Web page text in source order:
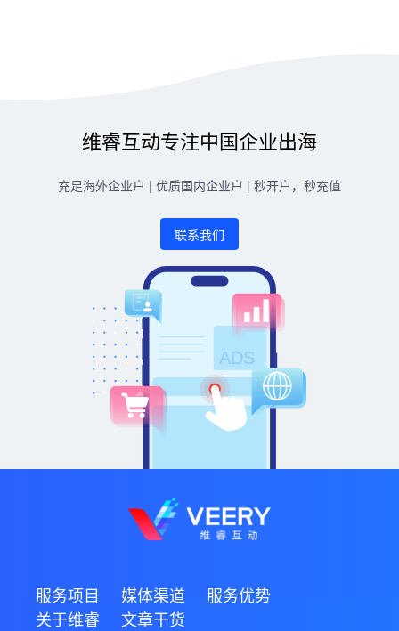
维睿互动专注中国企业出海
充足海外企业户 | 优质国内企业户 | 秒开户，秒充值
联系我们
服务项目 媒体渠道
服务优势
关于维睿
文章干货